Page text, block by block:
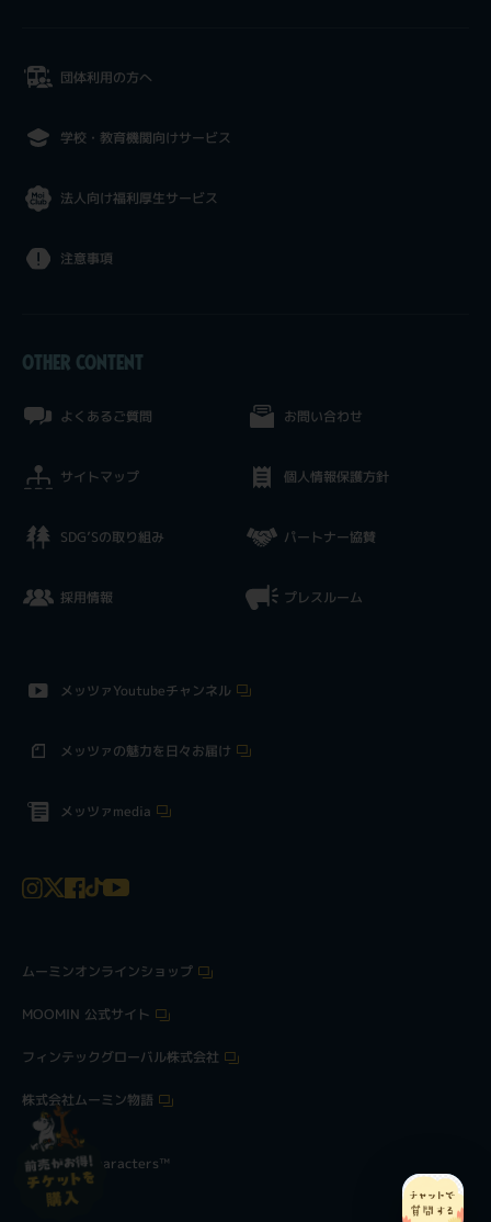
団体利用の方へ
学校・教育機関向けサービス
法人向け福利厚生サービス
注意事項
OTHER CONTENT
よくあるご質問
サイトマップ
SDG’Sの取り組み
採用情報
お問い合わせ
個人情報保護方針
パートナー協賛
プレスルーム
メッツァYoutubeチャンネル
メッツァの魅力を日々お届け
メッツァmedia
ムーミンオンラインショップ
MOOMIN 公式サイト
フィンテックグローバル株式会社
株式会社ムーミン物語
©Moomin Characters™